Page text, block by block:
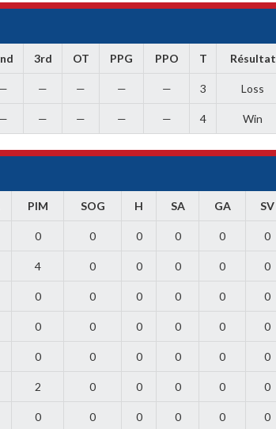
3rd OT PPG PPO T Résultat
— — — — — 3 Loss
— — — — — 4 Win
PIM SOG H SA GA SV
0 0 0 0 0 0
4 0 0 0 0 0
0 0 0 0 0 0
0 0 0 0 0 0
0 0 0 0 0 0
2 0 0 0 0 0
0 0 0 0 0 0